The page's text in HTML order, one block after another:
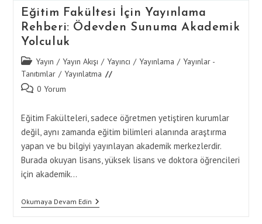
Eğitim Fakültesi İçin Yayınlama
Rehberi: Ödevden Sunuma Akademik
Yolculuk
Post
category:
Yayın / Yayın Akışı / Yayıncı / Yayınlama / Yayınlar -
Tanıtımlar / Yayınlatma
Post 0 Yorum
Eğitim Fakülteleri, sadece öğretmen yetiştiren kurumlar
değil, aynı zamanda eğitim bilimleri alanında araştırma
yapan ve bu bilgiyi yayınlayan akademik merkezlerdir.
Burada okuyan lisans, yüksek lisans ve doktora öğrencileri
için akademik…
Okumaya Devam EdinEğitim